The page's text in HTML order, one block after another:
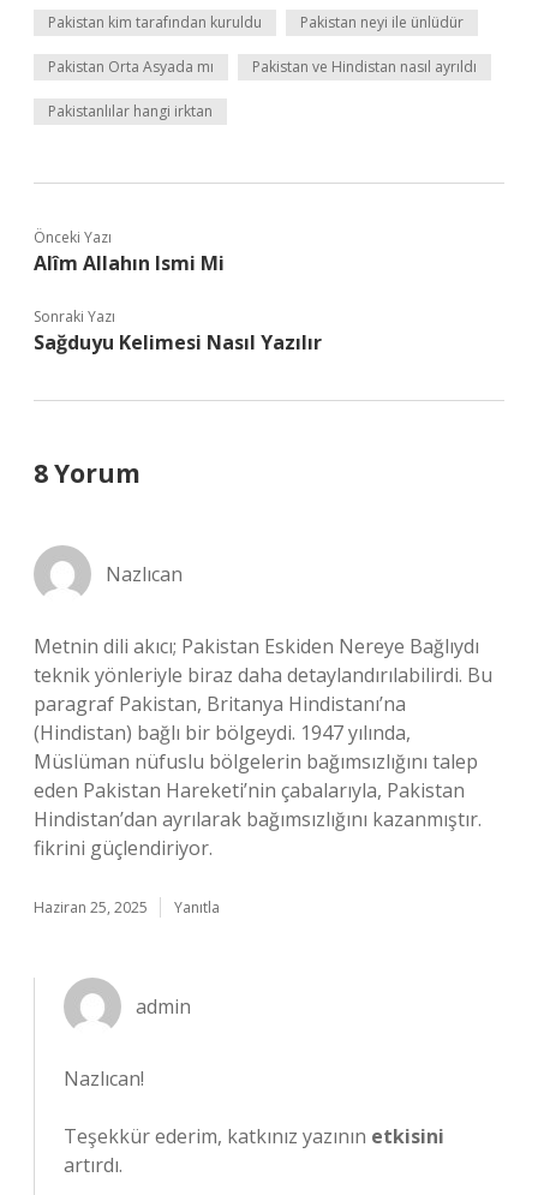
Pakistan kim tarafından kuruldu Pakistan neyi ile ünlüdür
Pakistan Orta Asyada mı Pakistan ve Hindistan nasıl ayrıldı
Pakistanlılar hangi irktan
Önceki Yazı
Alîm Allahın Ismi Mi
Sonraki Yazı
Sağduyu Kelimesi Nasıl Yazılır
8 Yorum
Nazlıcan
Metnin dili akıcı; Pakistan Eskiden Nereye Bağlıydı
teknik yönleriyle biraz daha detaylandırılabilirdi. Bu
paragraf Pakistan, Britanya Hindistanı’na
(Hindistan) bağlı bir bölgeydi. 1947 yılında,
Müslüman nüfuslu bölgelerin bağımsızlığını talep
eden Pakistan Hareketi’nin çabalarıyla, Pakistan
Hindistan’dan ayrılarak bağımsızlığını kazanmıştır.
fikrini güçlendiriyor.
Haziran 25, 2025 Yanıtla
admin
Nazlıcan!
Teşekkür ederim, katkınız yazının etkisini
artırdı.